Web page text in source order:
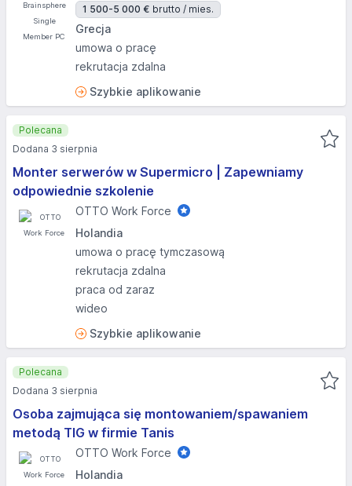
1 500-5 000 € brutto / mies.
Grecja
umowa o pracę
rekrutacja zdalna
Szybkie aplikowanie
Monter serwerów w Supermicro | Zapewniamy
odpowiednie szkolenie
OTTO Work Force
Holandia
umowa o pracę tymczasową
rekrutacja zdalna
praca od zaraz
wideo
Szybkie aplikowanie
Polecana
Dodana 3 sierpnia
Osoba zajmująca się montowaniem/spawaniem
metodą TIG w firmie Tanis
OTTO Work Force
Holandia
Polecana
Dodana 3 sierpnia